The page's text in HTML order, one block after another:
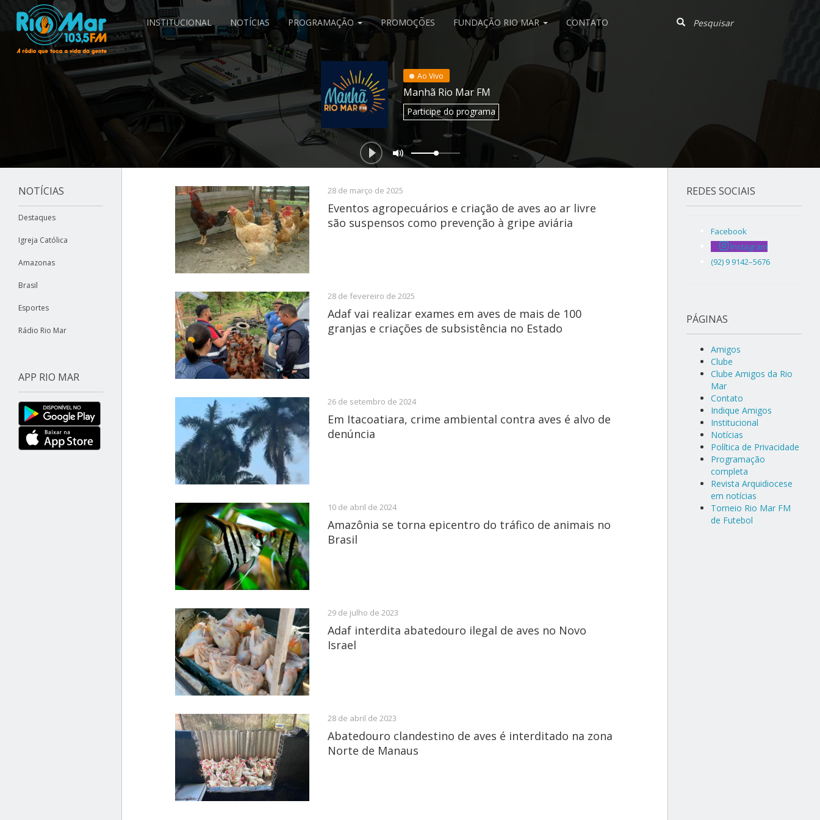
INSTITUCIONAL NOTÍCIAS PROGRAMAÇÃO PROMOÇÕES FUNDAÇÃO RIO MAR CONTATO
Ao Vivo
Manhã Rio Mar FM
Participedo programa
NOTÍCIAS
Destaques
Igreja Católica
Amazonas
Brasil
Esportes
Rádio Rio Mar
APP RIO MAR
28 de março de 2025
Eventos agropecuários e criação de aves ao ar livre
são suspensos como prevenção à gripe aviária
28 de fevereiro de 2025
Adaf vai realizar exames em aves de mais de 100
granjas e criações de subsistência no Estado
26 de setembro de 2024
Em Itacoatiara, crime ambiental contra aves é alvo de
denúncia
10 de abril de 2024
Amazônia se torna epicentro do tráfico de animais no
Brasil
29 de julho de 2023
Adaf interdita abatedouro ilegal de aves no Novo
Israel
28 de abril de 2023
Abatedouro clandestino de aves é interditado na zona
Norte de Manaus
REDES SOCIAIS
Facebook
Instagram
(92) 9 9142–5676
PÁGINAS
Amigos
Clube
Clube Amigos da Rio
Mar
Contato
Indique Amigos
Institucional
Notícias
Política de Privacidade
Programação
completa
Revista Arquidiocese
em notícias
Torneio Rio Mar FM
de Futebol